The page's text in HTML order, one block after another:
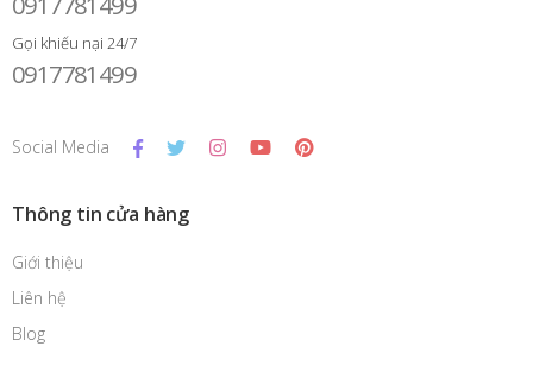
Gọi khiếu nại 24/7
0917781499
Social Media
Thông tin cửa hàng
Giới thiệu
Liên hệ
Blog